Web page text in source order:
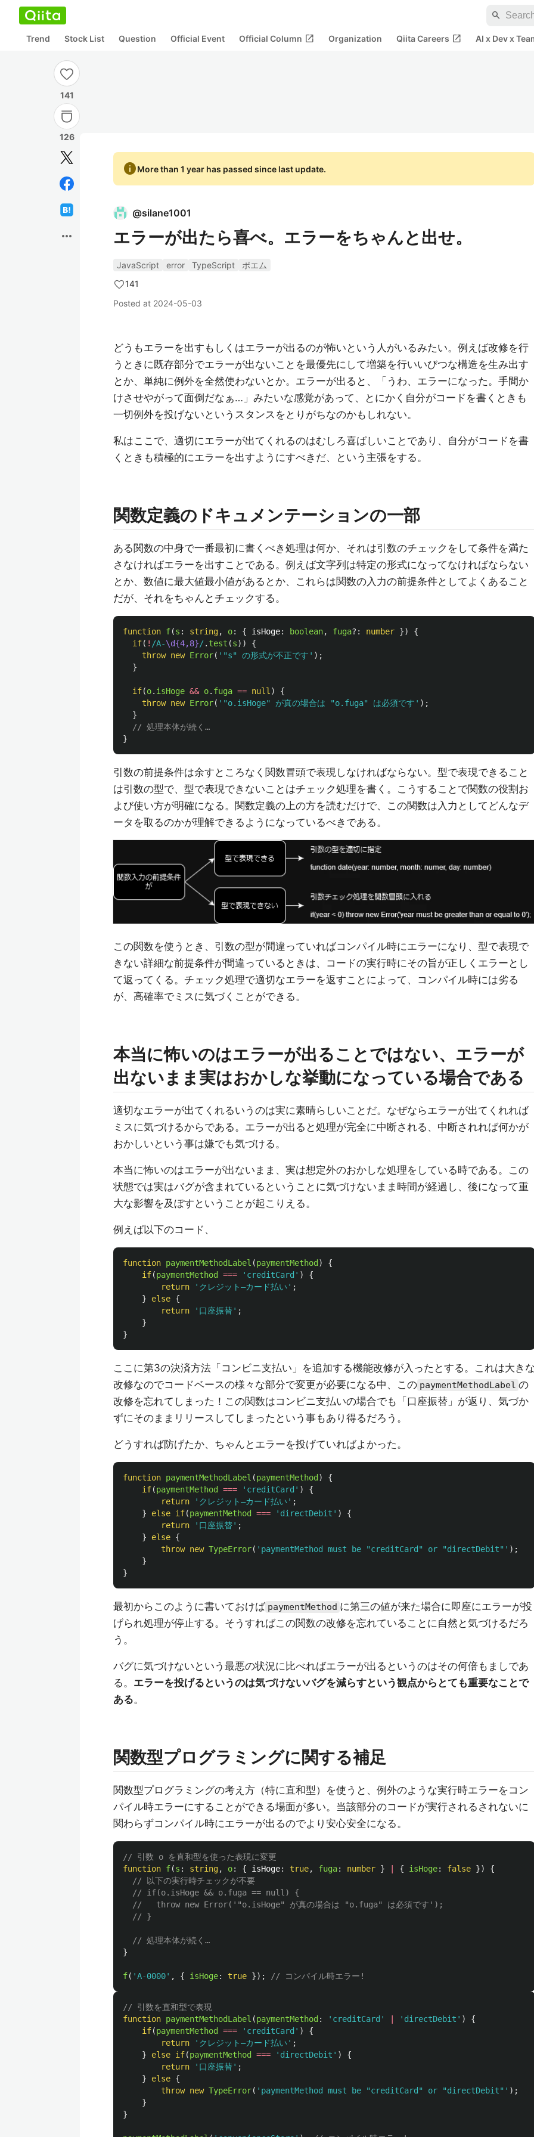
search
Trend Stock List Question Official Event Official Column open_in_new Organization Qiita Careers open_in_new AI x Dev x
141
126
more_horiz
infoMore than 1 year has passed since last update.
@silane1001
エラーが出たら喜べ。エラーをちゃんと出せ。
JavaScript error TypeScript
ポエム
141
Posted at 2024-05-03
どうもエラーを出すもしくはエラーが出るのが怖いという人がいるみたい。例えば改修を行
うときに既存部分でエラーが出ないことを最優先にして増築を行いいびつな構造を生み出す
とか、単純に例外を全然使わないとか。エラーが出ると、「うわ、エラーになった。手間か
けさせやがって面倒だなぁ…」みたいな感覚があって、とにかく自分がコードを書くときも
一切例外を投げないというスタンスをとりがちなのかもしれない。
私はここで、適切にエラーが出てくれるのはむしろ喜ばしいことであり、自分がコードを書
くときも積極的にエラーを出すようにすべきだ、という主張をする。
関数定義のドキュメンテーションの一部
ある関数の中身で一番最初に書くべき処理は何か、それは引数のチェックをして条件を満た
さなければエラーを出すことである。例えば文字列は特定の形式になってなければならない
とか、数値に最大値最小値があるとか、これらは関数の入力の前提条件としてよくあること
だが、それをちゃんとチェックする。
function f(s : string, o: { isHoge: boolean, fuga?: number })
{
if( ! /A-\d{4,8}/. test (s))
{
throw new Error( ' "s" の形式が不正です ' );
}
if(o. isHoge && o. fuga == null )
{
throw new Error( ' "o.isHoge" が真の場合は "o.fuga" は必須です ' );
}
// 処理本体が続く…
}
引数の前提条件は余すところなく関数冒頭で表現しなければならない。型で表現できること
は引数の型で、型で表現できないことはチェック処理を書く。こうすることで関数の役割お
よび使い方が明確になる。関数定義の上の方を読むだけで、この関数は入力としてどんなデ
ータを取るのかが理解できるようになっているべきである。
この関数を使うとき、引数の型が間違っていればコンパイル時にエラーになり、型で表現で
きない詳細な前提条件が間違っているときは、コードの実行時にその旨が正しくエラーとし
て返ってくる。チェック処理で適切なエラーを返すことによって、コンパイル時には劣る
が、高確率でミスに気づくことができる。
本当に怖いのはエラーが出ることではない、エラーが
出ないまま実はおかしな挙動になっている場合である
適切なエラーが出てくれるいうのは実に素晴らしいことだ。なぜならエラーが出てくれれば
ミスに気づけるからである。エラーが出ると処理が完全に中断される、中断されれば何かが
おかしいという事は嫌でも気づける。
本当に怖いのはエラーが出ないまま、実は想定外のおかしな処理をしている時である。この
状態では実はバグが含まれているということに気づけないまま時間が経過し、後になって重
大な影響を及ぼすということが起こりえる。
例えば以下のコード、
function paymentMethodLabel (paymentMethod )
{
if(paymentMethod === ' creditCard ' )
{
return
' クレジット―カード払い ' ;
}
else {
return
' 口座振替' ;
}
}
ここに第3の決済方法「コンビニ支払い」を追加する機能改修が入ったとする。これは大き
改修なのでコードベースの様々な部分で変更が必要になる中、この paymentMethodLabel の
改修を忘れてしまった！この関数はコンビニ支払いの場合でも「口座振替」が返り、気づか
ずにそのままリリースしてしまったという事もあり得るだろう。
どうすれば防げたか、ちゃんとエラーを投げていればよかった。
function paymentMethodLabel (paymentMethod )
{
if(paymentMethod === ' creditCard ' )
{
return
' クレジット―カード払い ' ;
}
else if(paymentMethod === ' directDebit ' )
{
return
' 口座振替' ;
}
else {
throw new TypeError( ' paymentMethod must be "creditCard" or "directDebit" ' );
}
}
最初からこのように書いておけば paymentMethod に第三の値が来た場合に即座にエラーが投
げられ処理が停止する。そうすればこの関数の改修を忘れていることに自然と気づけるだろ
う。
バグに気づけないという最悪の状況に比べればエラーが出るというのはその何倍もましであ
る。 エラーを投げるというのは気づけないバグを減らすという観点からとても重要なことで
ある。
関数型プログラミングに関する補足
関数型プログラミングの考え方（特に直和型）を使うと、例外のような実行時エラーをコン
パイル時エラーにすることができる場面が多い。当該部分のコードが実行されるされないに
関わらずコンパイル時にエラーが出るのでより安心安全になる。
// 引数 o を直和型を使った表現に変更
function f(s : string, o: { isHoge: true, fuga: number } { isHoge: false })
{
// 以下の実行時チェックが不要
// if(o.isHoge && o.fuga == null) {
//   throw new Error('"o.isHoge" が真の場合は "o.fuga" は必須です');
// }
// 処理本体が続く…
}
f( 'A-0000' , { isHoge: true }); // コンパイル時エラー!
// 引数を直和型で表現
function paymentMethodLabel (paymentMethod : ' creditCard ' ' directDebit ' )
{
if(paymentMethod === ' creditCard ' )
{
return
' クレジット―カード払い ' ;
}
else if(paymentMethod === ' directDebit ' )
{
return
' 口座振替' ;
}
else {
throw new TypeError( ' paymentMethod must be "creditCard" or "directDebit" ' );
}
}